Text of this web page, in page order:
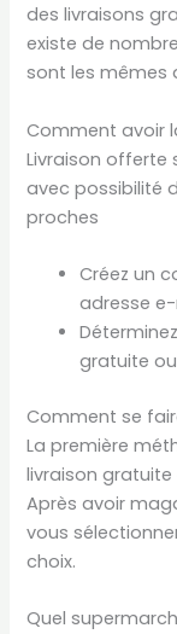
des livraisons
existe de
sont les mêmes
Comment avoir
Livraison offerte
avec possibilité
proches
Créez un
adresse
gratuite
Comment se
La première
livraison gratuite
Après avoir
vous
choix.
Quel